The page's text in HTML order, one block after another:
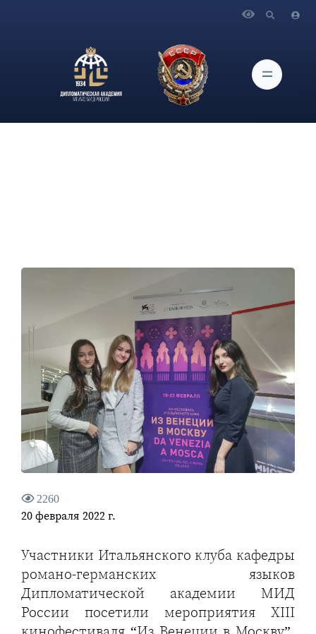
германских языков посетили фестиваль итальянского кино
2260
20 февраля 2022 г.
Участники Итальянского клуба кафедры
романо-германских языков
Дипломатической академии МИД
России посетили мероприятия XIII